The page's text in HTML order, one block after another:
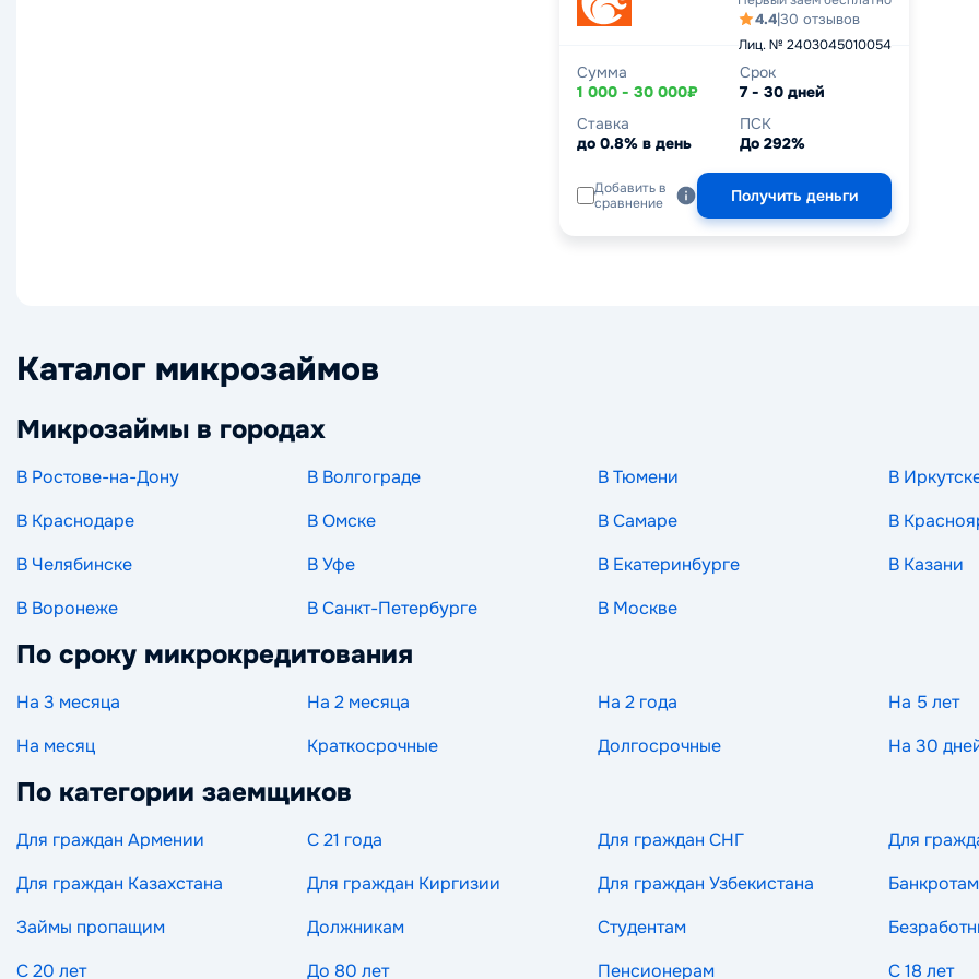
Лиц. № 2403045010054
4.4|30 отзывов
Сумма
1 000 - 30 000₽
Срок
7 - 30 дней
Ставка
до 0.8% в день
ПСК
До 292%
Добавить в
сравнение
Получить деньги
Каталог микрозаймов
Микрозаймы в городах
В Ростове-на-Дону В Волгограде В Тюмени В
В Краснодаре
В Омске В Самаре В
В Челябинске
В Уфе В Екатеринбурге В Казани
В Воронеже
В Санкт-Петербурге В Москве
По сроку микрокредитования
На 3 месяца На 2 месяца На 2 года На 5 лет
На месяц
Краткосрочные Долгосрочные На 30
По категории заемщиков
Для граждан Армении С 21 года Для граждан СНГ Для
Для граждан Казахстана
Для граждан Киргизии Для граждан Узбекистана Банкротам
Займы пропащим
Должникам Студентам
С 20 лет
До 80 лет Пенсионерам С 18 лет